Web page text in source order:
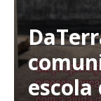
Faça-se assinante
escola